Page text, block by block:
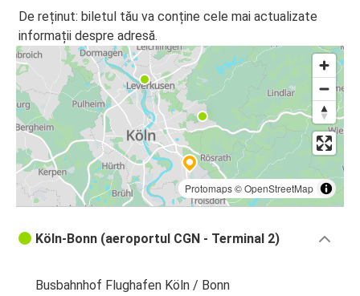
De reținut: biletul tău va conține cele mai actualizate
informații despre adresă.
Protomaps©OpenStreetMap
Köln-Bonn (aeroportul CGN - Terminal 2)
Busbahnhof Flughafen Köln / Bonn